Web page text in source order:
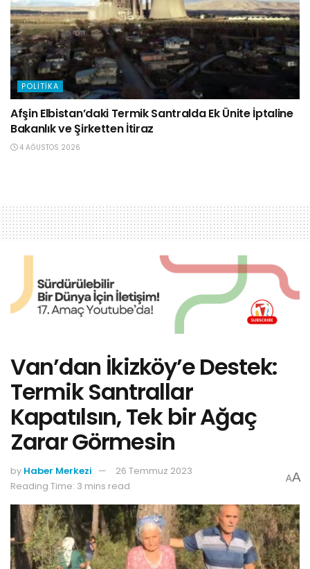
POLITIKA
Afşin Elbistan’daki Termik Santralda Ek Ünite İptaline
Bakanlık ve Şirketten İtiraz
4 AĞUSTOS 2026
Van’dan İkizköy’e Destek:
Termik Santrallar
Kapatılsın, Tek bir Ağaç
Zarar Görmesin
by Haber Merkezi
26 Temmuz 2023
Reading Time: 3 mins read
AA